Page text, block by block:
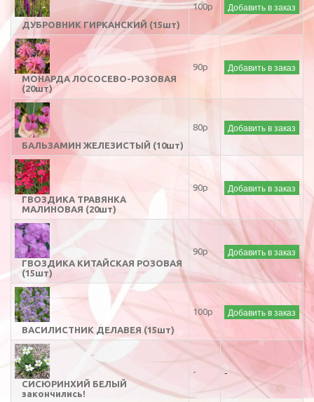
ДУБРОВНИК ГИРКАНСКИЙ (15шт)
100р Добавить в заказ
МОНАРДА ЛОСОСЕВО-РОЗОВАЯ
(20шт)
90р Добавить в заказ
БАЛЬЗАМИН ЖЕЛЕЗИСТЫЙ (10шт)
80р Добавить в заказ
ГВОЗДИКА ТРАВЯНКА
МАЛИНОВАЯ (20шт)
90р Добавить в заказ
ГВОЗДИКА КИТАЙСКАЯ РОЗОВАЯ
(15шт)
90р Добавить в заказ
ВАСИЛИСТНИК ДЕЛАВЕЯ (15шт)
100р Добавить в заказ
СИСЮРИНХИЙ БЕЛЫЙ
закончились!
- -